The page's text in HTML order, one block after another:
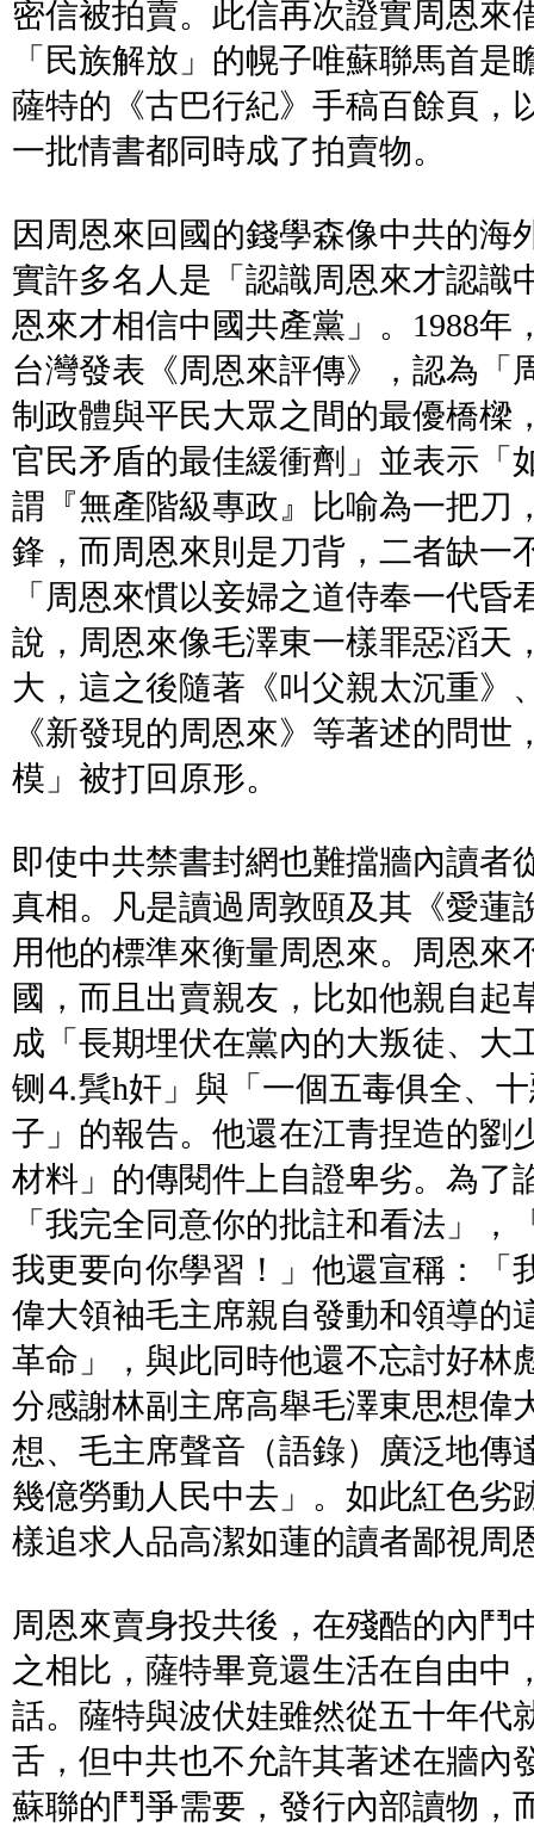
密信被拍賣。此信再次證實周恩來
「民族解放」的幌子唯蘇聯馬首是
薩特的《古巴行紀》手稿百餘頁，
一批情書都同時成了拍賣物。
因周恩來回國的錢學森像中共的海
實許多名人是「認識周恩來才認識
恩來才相信中國共產黨」。1988年
台灣發表《周恩來評傳》，認為「
制政體與平民大眾之間的最優橋樑
官民矛盾的最佳緩衝劑」並表示「
謂『無產階級專政』比喻為一把刀
鋒，而周恩來則是刀背，二者缺一
「周恩來慣以妾婦之道侍奉一代昏
說，周恩來像毛澤東一樣罪惡滔天
大，這之後隨著《叫父親太沉重》
《新發現的周恩來》等著述的問世
模」被打回原形。
即使中共禁書封網也難擋牆內讀者
真相。凡是讀過周敦頤及其《愛蓮
用他的標準來衡量周恩來。周恩來
國，而且出賣親友，比如他親自起
成「長期埋伏在黨內的大叛徒、
铡⒋鬂h奸」與「一個五毒俱全、
子」的報告。他還在江青捏造的劉
材料」的傳閱件上自證卑劣。為了
「我完全同意你的批註和看法」，
我更要向你學習！」他還宣稱：「
偉大領袖毛主席親自發動和領導的
革命」，與此同時他還不忘討好林
分感謝林副主席高舉毛澤東思想偉
想、毛主席聲音（語錄）廣泛地傳
幾億勞動人民中去」。如此紅色劣
樣追求人品高潔如蓮的讀者鄙視周
周恩來賣身投共後，在殘酷的內鬥
之相比，薩特畢竟還生活在自由中
話。薩特與波伏娃雖然從五十年代
舌，但中共也不允許其著述在牆內
蘇聯的鬥爭需要，發行內部讀物，